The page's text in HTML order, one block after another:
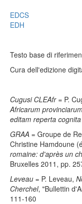
EDCS
EDH
Testo base di
Cura dell'edizione
Cugusi CLEAfr= P.
Africarum
editam reperta
GRAA = Groupe de
Christine Hamdoune
romaine: d'après un
Bruxelles 2011, pp.
Leveau = P. Leveau,
Cherchel, "Bullettin
111-160